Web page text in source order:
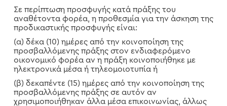
Σε περίπτωση προσφυγής κατά πράξης του
αναθέτοντα φορέα, η προθεσμία για την άσκηση της
προδικαστικής προσφυγής είναι:
(α) δέκα (10) ημέρες από την κοινοποίηση της
προσβαλλόμενης πράξης στον ενδιαφερόμενο
οικονομικό φορέα αν η πράξη κοινοποιήθηκε με
ηλεκτρονικά μέσα ή τηλεομοιοτυπία ή
(β) δεκαπέντε (15) ημέρες από την κοινοποίηση της
προσβαλλόμενης πράξης σε αυτόν αν
χρησιμοποιήθηκαν άλλα μέσα επικοινωνίας, άλλως